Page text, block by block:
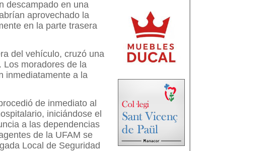
descampado en una
aprovechado la
en la parte trasera
del vehículo, cruzó una
Los moradores de la
inmediatamente a la
de inmediato al
iniciándose el
a las dependencias
de la UFAM se
Local de Seguridad